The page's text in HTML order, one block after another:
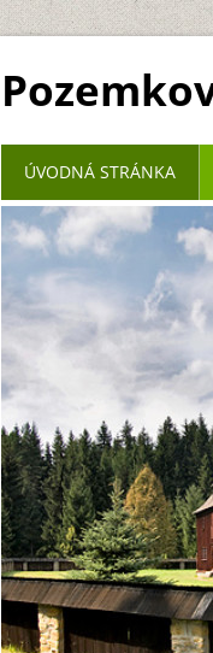
ÚVODNÁ STRÁNKA